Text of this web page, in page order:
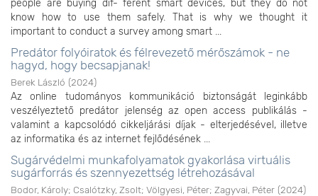
people are buying dif- ferent smart devices, but they do not
know how to use them safely. That is why we thought it
important to conduct a survey among smart ...
Predátor folyóiratok és félrevezető mérőszámok - ne
hagyd, hogy becsapjanak!
Berek László (2024)
Az online tudományos kommunikáció biztonságát leginkább
veszélyeztető predátor jelenség az open access publikálás -
valamint a kapcsolódó cikkeljárási díjak - elterjedésével, illetve
az informatika és az internet fejlődésének ...
Sugárvédelmi munkafolyamatok gyakorlása virtuális
sugárforrás és szennyezettség létrehozásával
Bodor, Károly; Csalótzky, Zsolt; Völgyesi, Péter; Zagyvai, Péter (2024)